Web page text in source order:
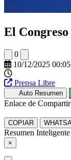
El
0
10/12/2025 00:05
Prensa Libre
Auto Resumen
Enlace de Compartir
COPIAR
Resumen Inteligente
×